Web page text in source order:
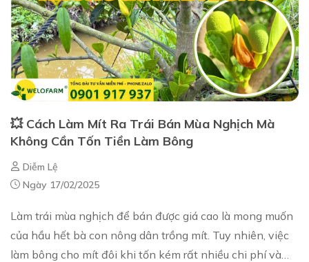
💥 Cách Làm Mít Ra Trái Bán Mùa Nghịch Mà
Không Cần Tốn Tiền Làm Bông
Diễm Lệ
Ngày 17/02/2025
Làm trái mùa nghịch để bán được giá cao là mong muốn
của hầu hết bà con nông dân trồng mít. Tuy nhiên, việc
làm bông cho mít đôi khi tốn kém rất nhiều chi phí và